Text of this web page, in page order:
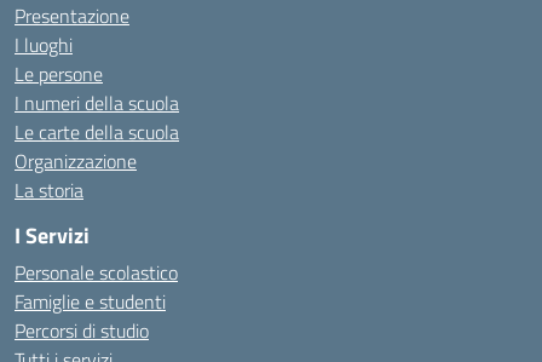
Presentazione
I luoghi
Le persone
I numeri della scuola
Le carte della scuola
Organizzazione
La storia
I Servizi
Personale scolastico
Famiglie e studenti
Percorsi di studio